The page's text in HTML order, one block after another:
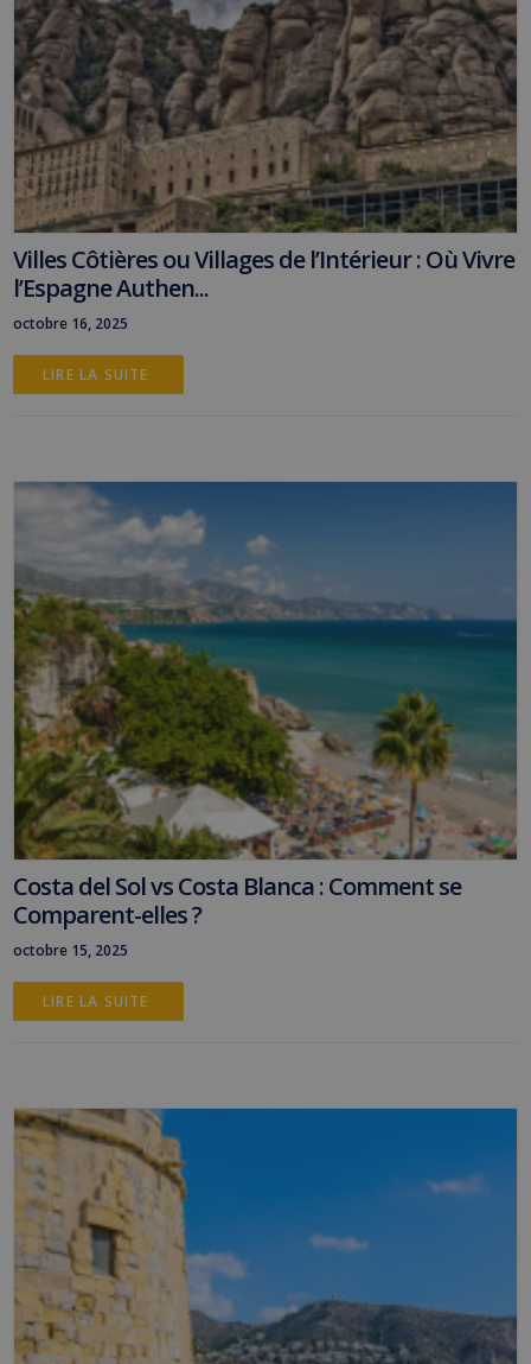
Villes Côtières ou Villages de l’Intérieur : Où Vivre
l’Espagne Authen...
octobre 16, 2025
LIRE LA SUITE
Costa del Sol vs Costa Blanca : Comment se
Comparent-elles ?
octobre 15, 2025
LIRE LA SUITE